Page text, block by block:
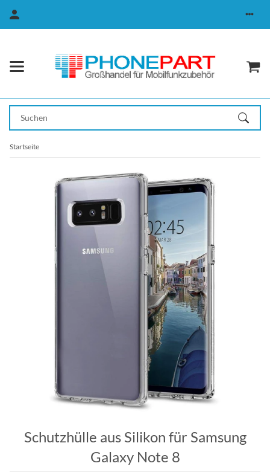
Startseite
Schutzhülle aus Silikon für Samsung
Galaxy Note 8